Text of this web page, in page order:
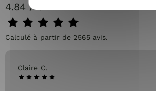
4.84 / 5
Calculé à partir de 2565 avis.
Claire C.